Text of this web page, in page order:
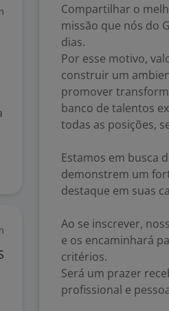
Compartilhar o
missão que nós do
dias.
Por esse motivo,
construir um
promover
banco de talentos
todas as posições,
Estamos em busca
demonstrem um
destaque em suas
Ao se inscrever,
e os encaminhará
critérios.
Será um prazer
profissional e